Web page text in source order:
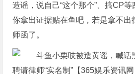
造谣，说自己“这个那个”、搞CP
你拿出证据贴在鱼吧，若是拿不出
师函了。